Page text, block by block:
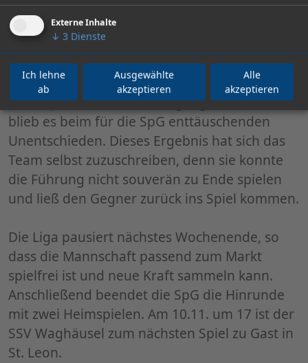
öfter für Entlastung sorgen. In der 89. Minute
verlor die SpG im Spielaufbau den Ball und es
kam wie es kommen musste, der Gegner
schoss aus 30 Metern den Ball über die SpG-
Torfrau zum 2:2 ins Tor (89.). Die hektische
Schussphase blieb ohne Highlights und so
blieb es beim für die SpG enttäuschenden
Unentschieden. Dieses Ergebnis hat sich das
Team selbst zuzuschreiben, denn sie konnte
die Führung nicht souverän zu Ende spielen
und ließ den Gegner zurück ins Spiel kommen.
Die Liga pausiert nächstes Wochenende, so
dass die Mannschaft passend zum Markt
spielfrei ist und neue Kraft sammeln kann.
Anschließend beendet die SpG die Hinrunde
mit zwei Heimspielen. Am 10.11. um 17 ist der
SSV Waghäusel zum nächsten Spiel zu Gast in
St. Leon.
Externe Inhalte
↓ 3 Dienste
Ich lehne
ab
Ausgewählte
akzeptieren
Alle
akzeptieren